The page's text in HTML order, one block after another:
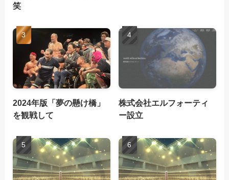
笑
2024年版「夢の懸け橋」
を観戦して
株式会社エルフォーティ
ー設立